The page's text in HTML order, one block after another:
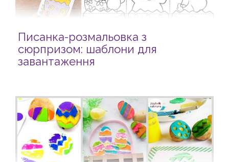
Писанка-розмальовка з
сюрпризом: шаблони для
завантаження